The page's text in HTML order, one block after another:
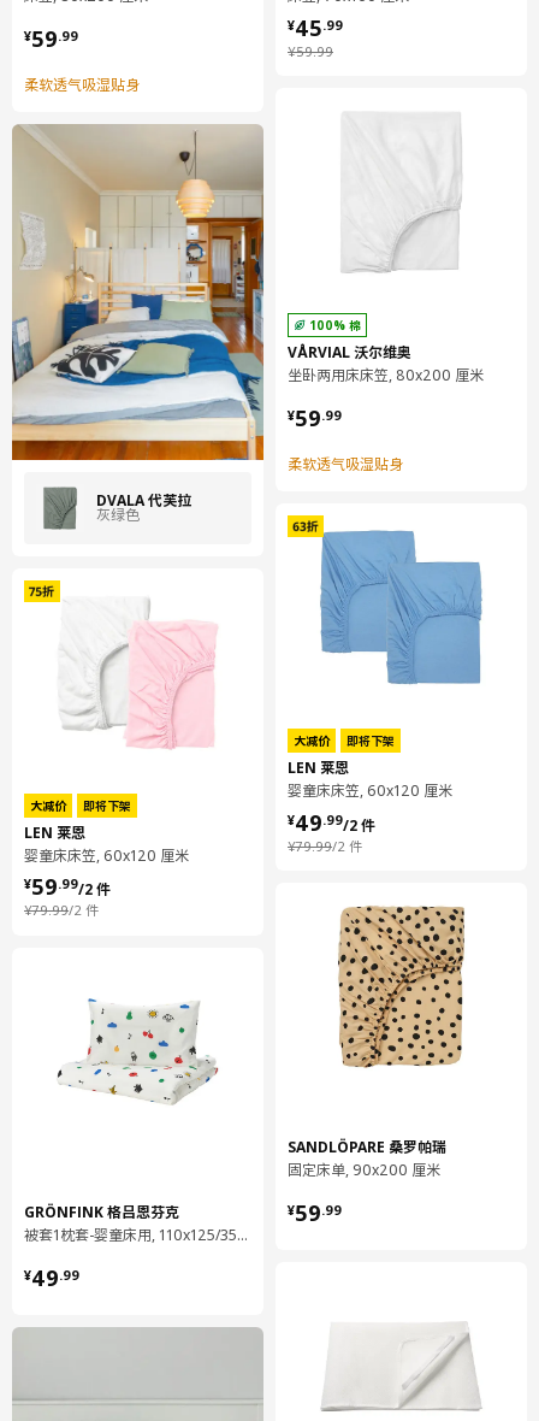
你觉得铺床很痛苦么？那么，试试床垫罩吧。它易于罩住床垫。床
单上的松紧带能起到固定作用，便于保护宝宝安全。
这款床垫罩耐用易清洗，用60℃温水清洗后晾干即可。无需熨烫，
100%棉料制作，这种天然材质柔软亲肤，呵护宝宝的娇嫩肌肤，
¥59.99
¥ 59.99
柔软透气吸湿贴身
DVALA 代芙拉
灰绿色
大减价 即将下架
LEN 莱恩
婴童床床笠, 60x120 厘米
¥79.99/2 件
¥ 79.99/2 件
¥59.99/2 件
¥ 59.99/2 件
GRÖNFINK 格吕恩芬克
被套1枕套-婴童床用, 110x125/35x55 厘米
¥49.99
¥ 49.99
¥59.99
¥ 59.99
¥45.99
¥ 45.99
100% 棉
VÅRVIAL 沃尔维奥
坐卧两用床床笠, 80x200 厘米
¥59.99
¥ 59.99
柔软透气吸湿贴身
大减价 即将下架
LEN 莱恩
婴童床床笠, 60x120 厘米
¥79.99/2 件
¥ 79.99/2 件
¥49.99/2 件
¥ 49.99/2 件
SANDLÖPARE 桑罗帕瑞
固定床单, 90x200 厘米
¥59.99
¥ 59.99